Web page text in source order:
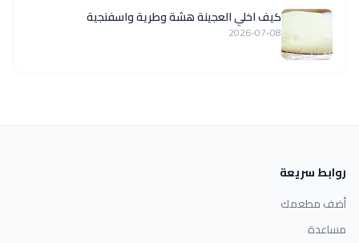
كيف اخلي العجينة هشة وطرية واسفنجية
2026-07-08
روابط سريعة
أضف مطعمك
مساعدة